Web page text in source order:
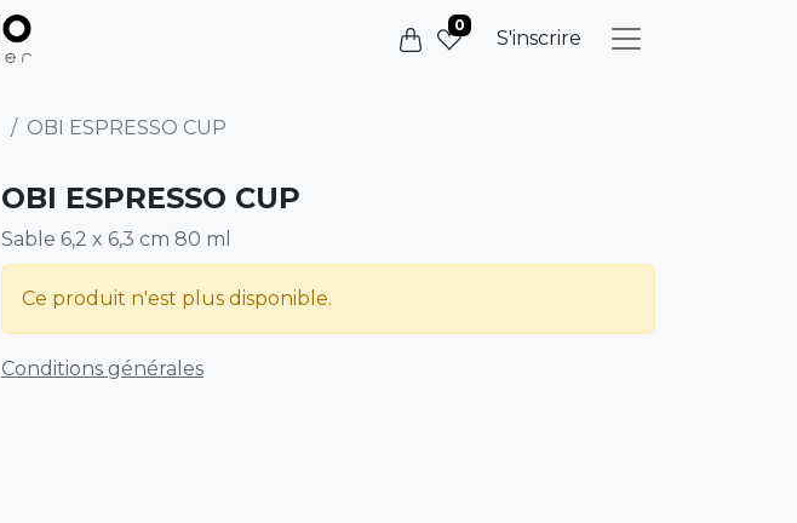
0
S'inscrire
OBI ESPRESSO CUP
OBI ESPRESSO CUP
Sable 6,2 x 6,3 cm 80 ml
Ce produit n'est plus disponible.
Conditions générales